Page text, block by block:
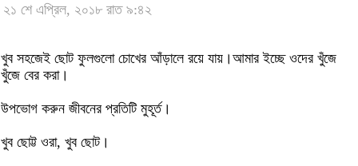
২১ শে এপ্রিল, ২০১৮ রাত ৯:৪২
খুব সহজেই ছোট ফুলগুলো চোখের আঁড়ালে রয়ে যায়।আমার ইচ্ছে ওদের খুঁজে
খুঁজে বের করা।
উপভোগ করুন জীবনের প্রতিটি মুহূর্ত।
খুব ছোট্ট ওরা, খুব ছোট।